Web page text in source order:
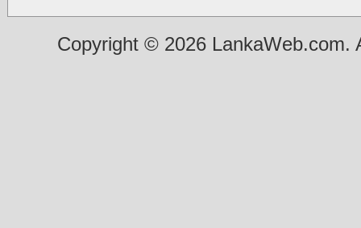
Copyright © 2026 LankaWeb.com.